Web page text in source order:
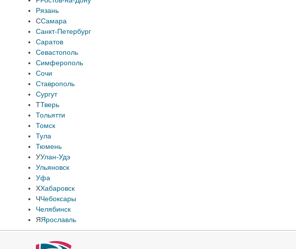
Рязань
ССамара
Санкт-Петербург
Саратов
Севастополь
Симферополь
Сочи
Ставрополь
Сургут
ТТверь
Тольятти
Томск
Тула
Тюмень
УУлан-Удэ
Ульяновск
Уфа
ХХабаровск
ЧЧебоксары
Челябинск
ЯЯрославль